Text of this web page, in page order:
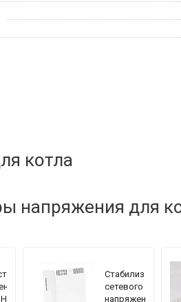
котла
напряжения для
Стабилизатор
сетевого
напряжения